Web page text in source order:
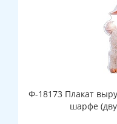
Ф-18173 Плакат
шарфе